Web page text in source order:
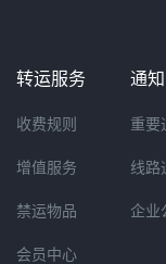
转运服务
收费规则
增值服务
禁运物品
会员中心
通
重要
线路
企业